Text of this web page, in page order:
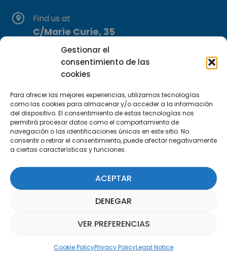
Gestionar el
consentimiento de las
cookies
Para ofrecer las mejores experiencias, utilizamos tecnologías
como las cookies para almacenar y/o acceder a la información
del dispositivo. El consentimiento de estas tecnologías nos
permitirá procesar datos como el comportamiento de
navegación o las identificaciones únicas en este sitio. No
consentir o retirar el consentimiento, puede afectar negativamente
a ciertas características y funciones.
ACEPTAR
DENEGAR
VER PREFERENCIAS
Cookie PolicyPrivacy PolicyLegal Notice
Find us at
C/Marie Curie, 35
29590 Campanillas, Málaga
Subscribe to our Newsletter
SUBSCRIBE HERE